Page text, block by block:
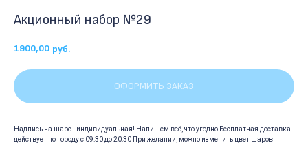
Акционный набор №29
1900,00 руб.
ОФОРМИТЬ ЗАКАЗ
Надпись на шаре - индивидуальная! Напишем всё, что угодно Бесплатная доставка
действует по городу с 09:30 до 20:30 При желании, можно изменить цвет шаров